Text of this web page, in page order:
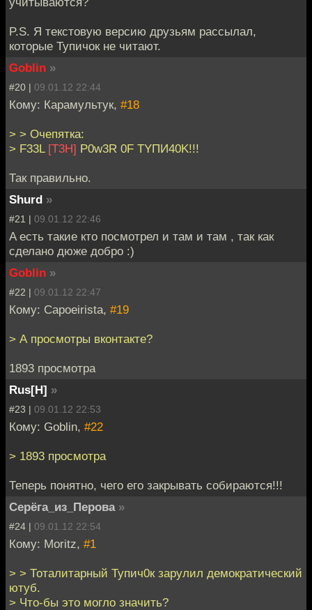
P.S. Я текстовую версию друзьям рассылал,
которые Тупичок не читают.
Goblin »
#20 | 09.01.12 22:44
Кому: Карамультук, #18
> > Очепятка:
> F33L [T3H] P0w3R 0F TYПИ40K!!!
Так правильно.
Shurd »
#21 | 09.01.12 22:46
A есть такие кто посмотрел и там и там , так как
сделано дюже добро :)
Goblin »
#22 | 09.01.12 22:47
Кому: Capoeirista, #19
> А просмотры вконтакте?
1893 просмотра
Rus[H] »
#23 | 09.01.12 22:53
Кому: Goblin, #22
> 1893 просмотра
Теперь понятно, чего его закрывать собираются!!!
Серёга_из_Перова »
#24 | 09.01.12 22:54
Кому: Moritz, #1
> > Тоталитарный Тупич0к зарулил демократический
ютуб.
> Что-бы это могло значить?